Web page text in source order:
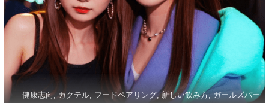
健康志向, カクテル, フードペアリング, 新しい飲み方, ガールズバー